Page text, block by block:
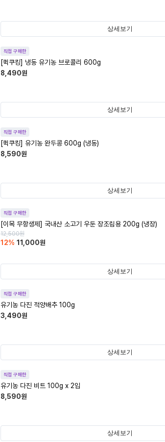
상세보기
직접 구매한
[퀵쿠킹] 냉동 유기농 브로콜리 600g
8,490원
상세보기
직접 구매한
[퀵쿠킹] 유기농 완두콩 600g (냉동)
8,590원
상세보기
직접 구매한
[이목 무항생제] 국내산 소고기 우둔 장조림용 200g (냉장)
12,500원
12% 11,000원
상세보기
직접 구매한
유기농 다진 적양배추 100g
3,490원
상세보기
직접 구매한
유기농 다진 비트 100g x 2입
8,590원
상세보기